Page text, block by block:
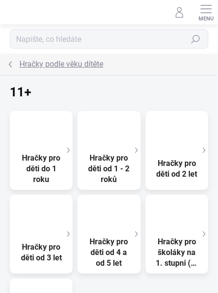
Hledat
Hračky podle věku dítěte
11+
Hračky pro
děti do 1
roku
Hračky pro
děti od 1 - 2
roků
Hračky pro
děti od 2 let
Hračky pro
děti od 3 let
Hračky pro
děti od 4 a
od 5 let
Hračky pro
školáky na
1. stupni (6-
11 let)